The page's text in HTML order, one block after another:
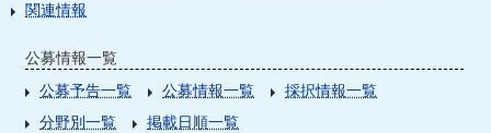
関連情報
公募情報一覧
公募予告一覧
公募情報一覧
採択情報一覧
分野別一覧
掲載日順一覧